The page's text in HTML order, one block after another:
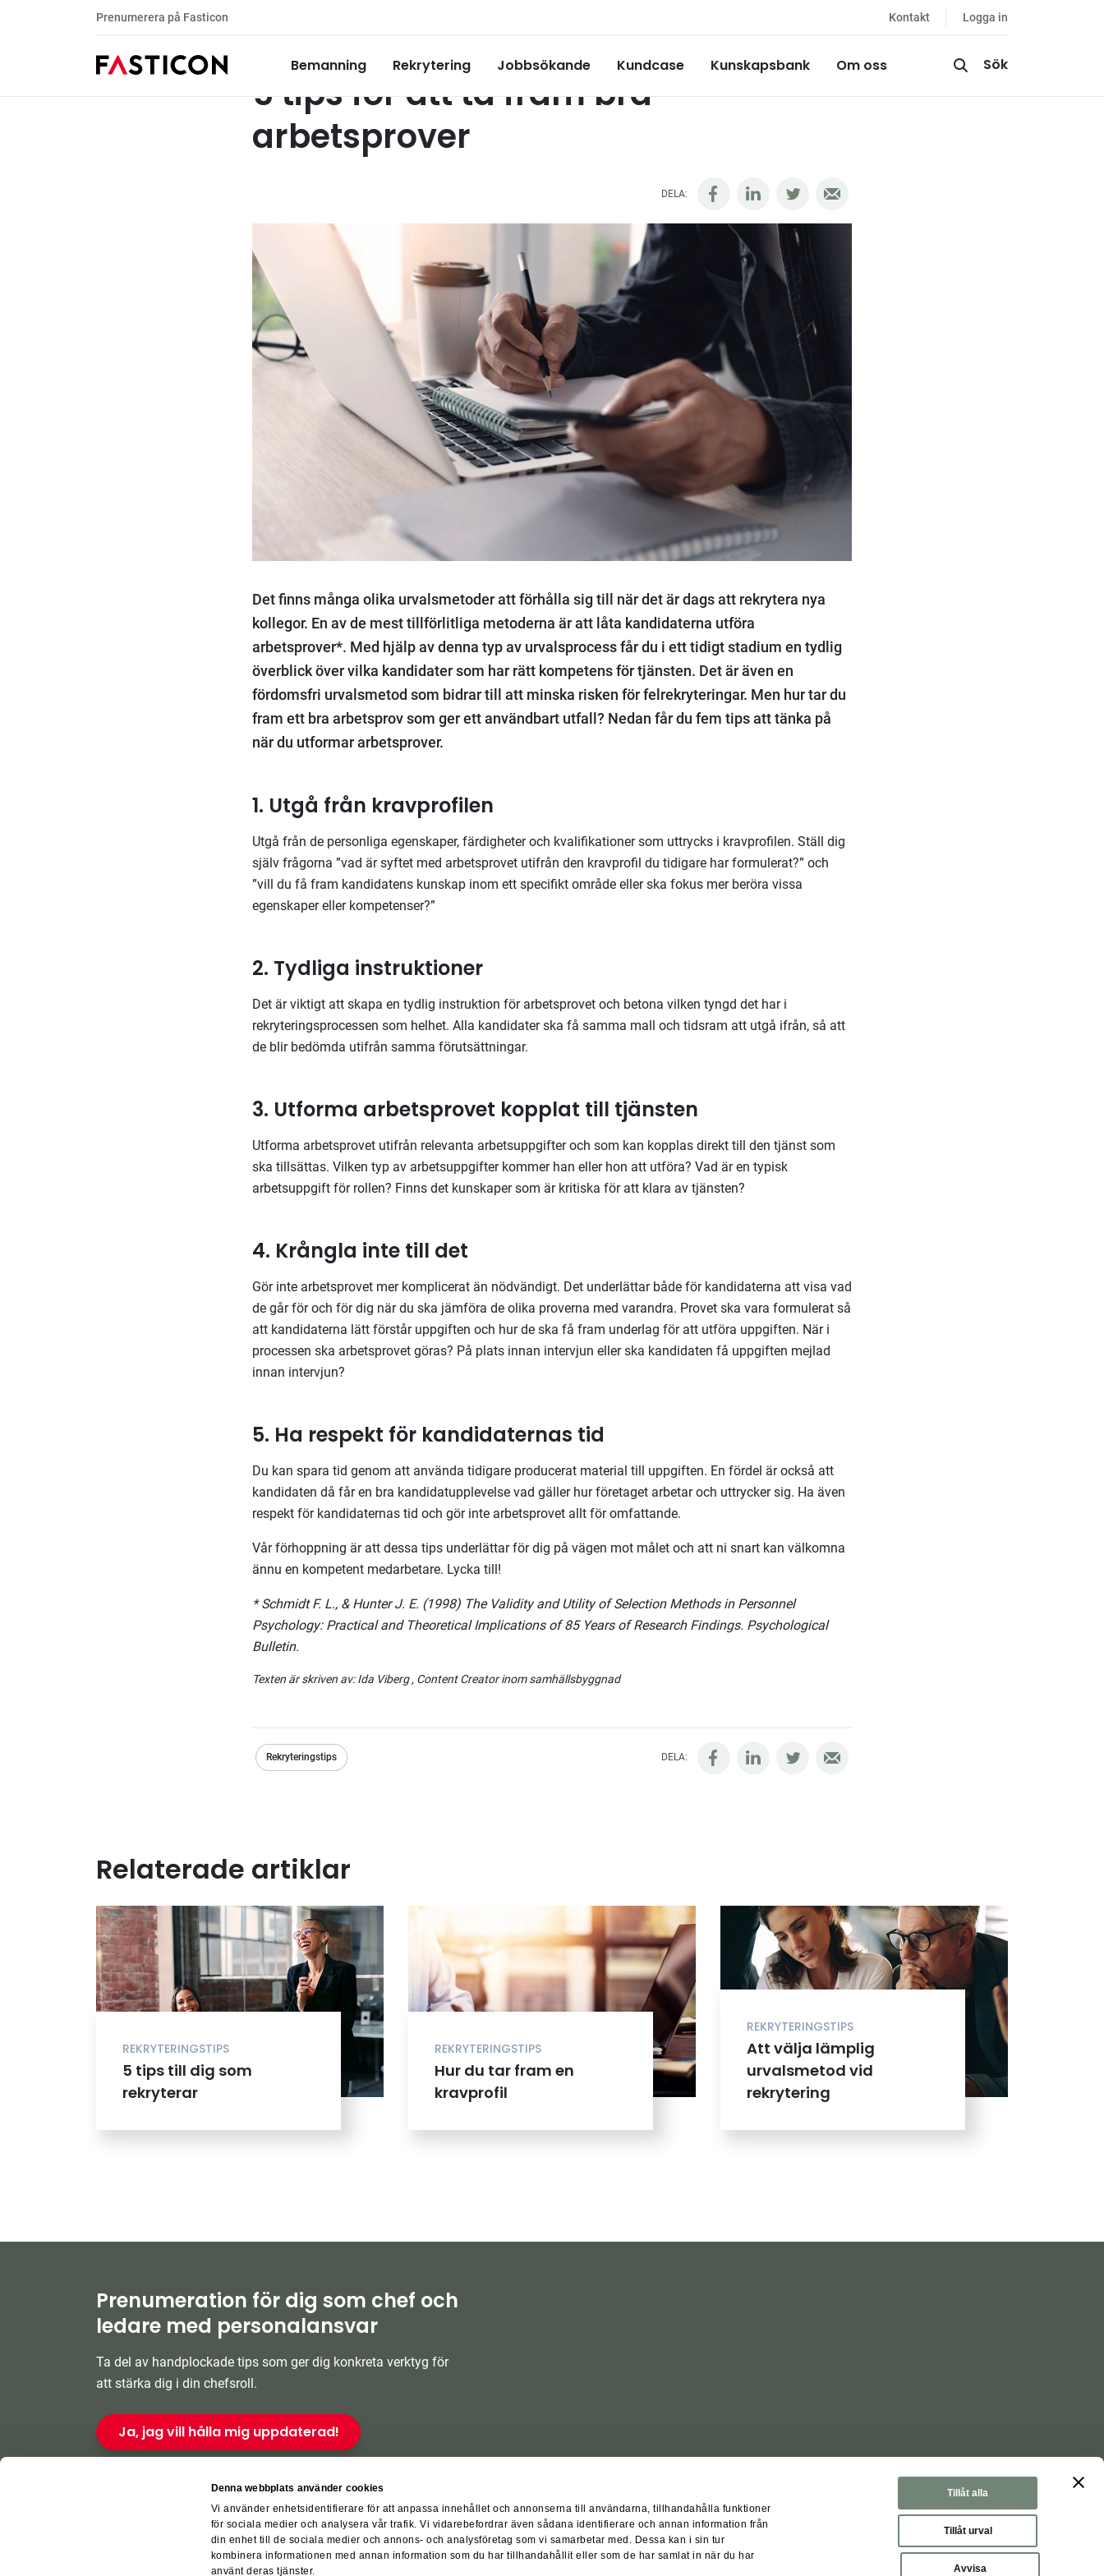
Denna webbplats använder cookies
Vi använder enhetsidentifierare för att anpassa innehållet och annonserna till användarna, tillhandahålla funktioner
för sociala medier och analysera vår trafik. Vi vidarebefordrar även sådana identifierare och annan information från
din enhet till de sociala medier och annons- och analysföretag som vi samarbetar med. Dessa kan i sin tur
kombinera informationen med annan information som du har tillhandahållit eller som de har samlat in när du har
använt deras tjänster.
Tillåt alla
Tillåt urval
Avvisa
Prenumerera på Fasticon Kontakt Logga in
Bemanning Rekrytering Jobbsökande Kundcase Kunskapsbank Om oss Sök
Ta del av vår kunskapsbank
5 tips för att ta fram bra
arbetsprover
DELA:
Det finns många olika urvalsmetoder att förhålla sig till när det är dags att rekrytera nya
kollegor. En av de mest tillförlitliga metoderna är att låta kandidaterna utföra
arbetsprover*. Med hjälp av denna typ av urvalsprocess får du i ett tidigt stadium en tydlig
överblick över vilka kandidater som har rätt kompetens för tjänsten. Det är även en
fördomsfri urvalsmetod som bidrar till att minska risken för felrekryteringar. Men hur tar du
fram ett bra arbetsprov som ger ett användbart utfall? Nedan får du fem tips att tänka på
när du utformar arbetsprover.
1. Utgå från kravprofilen
Utgå från de personliga egenskaper, färdigheter och kvalifikationer som uttrycks i kravprofilen. Ställ dig
själv frågorna ”vad är syftet med arbetsprovet utifrån den kravprofil du tidigare har formulerat?” och
”vill du få fram kandidatens kunskap inom ett specifikt område eller ska fokus mer beröra vissa
egenskaper eller kompetenser?”
2. Tydliga instruktioner
Det är viktigt att skapa en tydlig instruktion för arbetsprovet och betona vilken tyngd det har i
rekryteringsprocessen som helhet. Alla kandidater ska få samma mall och tidsram att utgå ifrån, så att
de blir bedömda utifrån samma förutsättningar.
3. Utforma arbetsprovet kopplat till tjänsten
Utforma arbetsprovet utifrån relevanta arbetsuppgifter och som kan kopplas direkt till den tjänst som
ska tillsättas. Vilken typ av arbetsuppgifter kommer han eller hon att utföra? Vad är en typisk
arbetsuppgift för rollen? Finns det kunskaper som är kritiska för att klara av tjänsten?
4. Krångla inte till det
Gör inte arbetsprovet mer komplicerat än nödvändigt. Det underlättar både för kandidaterna att visa vad
de går för och för dig när du ska jämföra de olika proverna med varandra. Provet ska vara formulerat så
att kandidaterna lätt förstår uppgiften och hur de ska få fram underlag för att utföra uppgiften. När i
processen ska arbetsprovet göras? På plats innan intervjun eller ska kandidaten få uppgiften mejlad
innan intervjun?
5. Ha respekt för kandidaternas tid
Du kan spara tid genom att använda tidigare producerat material till uppgiften. En fördel är också att
kandidaten då får en bra kandidatupplevelse vad gäller hur företaget arbetar och uttrycker sig. Ha även
respekt för kandidaternas tid och gör inte arbetsprovet allt för omfattande.
Vår förhoppning är att dessa tips underlättar för dig på vägen mot målet och att ni snart kan välkomna
ännu en kompetent medarbetare. Lycka till!
* Schmidt F. L., & Hunter J. E. (1998) The Validity and Utility of Selection Methods in Personnel
Psychology: Practical and Theoretical Implications of 85 Years of Research Findings. Psychological
Bulletin.
Texten är skriven av:Ida Viberg , Content Creator inom samhällsbyggnad
DELA:
Rekryteringstips
Relaterade artiklar
REKRYTERINGSTIPS
5 tips till dig som
rekryterar
REKRYTERINGSTIPS
Hur du tar fram en
kravprofil
REKRYTERINGSTIPS
Att välja lämplig
urvalsmetod vid
rekrytering
Prenumeration för dig som chef och
ledare med personalansvar
Ta del av handplockade tips som ger dig konkreta verktyg för
att stärka dig i din chefsroll.
Ja, jag vill hålla mig uppdaterad!
För leverantörer Integritetspolicy Visselblåsarpolicy Cookiepolicy Cookiesinställningar